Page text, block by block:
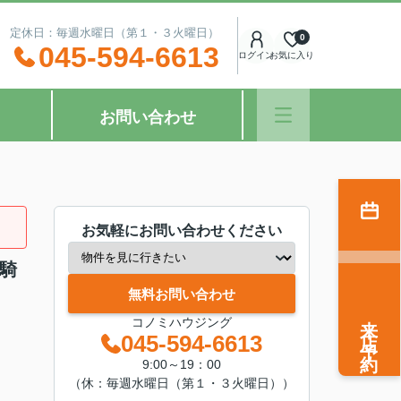
休日：毎週水曜日（第１・３火曜日）
045-594-6613 ログインお気に入り
0
お問い合わせ
お気軽にお問い合わせください
無料お問い合わせ
コノミハウジング
045-594-6613
9:00～19：00
（休：毎週水曜日（第１・３火曜日））
来店予約